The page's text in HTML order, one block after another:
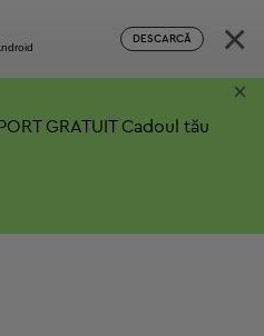
DESCARCĂ ×
GRATUITCadoul tău
×